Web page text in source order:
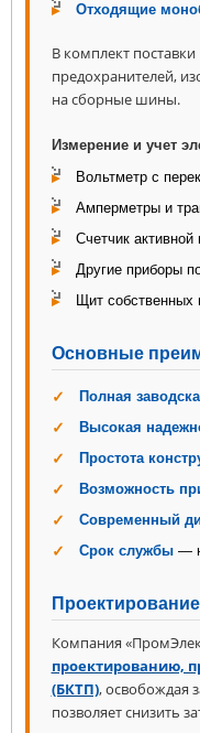
Отходящие
В комплект
предохранителей,
на сборные шины.
Измерение и учет
Вольтметр с
Амперметры и
Счетчик активной
Другие приборы
Щит собственных
Основные
Полная
Высокая
Простота
Возможность
Современный
Срок службы—
Компания
проектированию,
(БКТП), освобождая
позволяет снизить